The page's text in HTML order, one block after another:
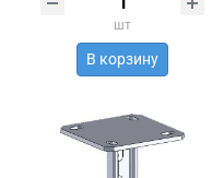
шт
В корзину